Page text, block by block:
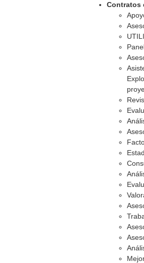
Contratos